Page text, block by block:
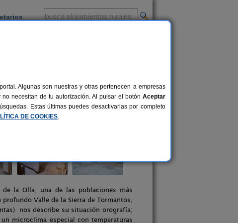
la Olla, una de las poblaciones más
Valle de la Sierra de Tormantos,
nos describe su situación orografía;
microclima especial con temperaturas
Algunas son nuestras y otras pertenecen a empresas
necesitan de tu autorización. Al pulsar el botón Aceptar
Estas últimas puedes desactivarlas por completo
DE COOKIES.